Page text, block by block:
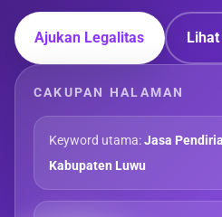
Ajukan Legalitas
CAKUPAN HALAMAN
Keyword utama:Jasa
Kabupaten Luwu